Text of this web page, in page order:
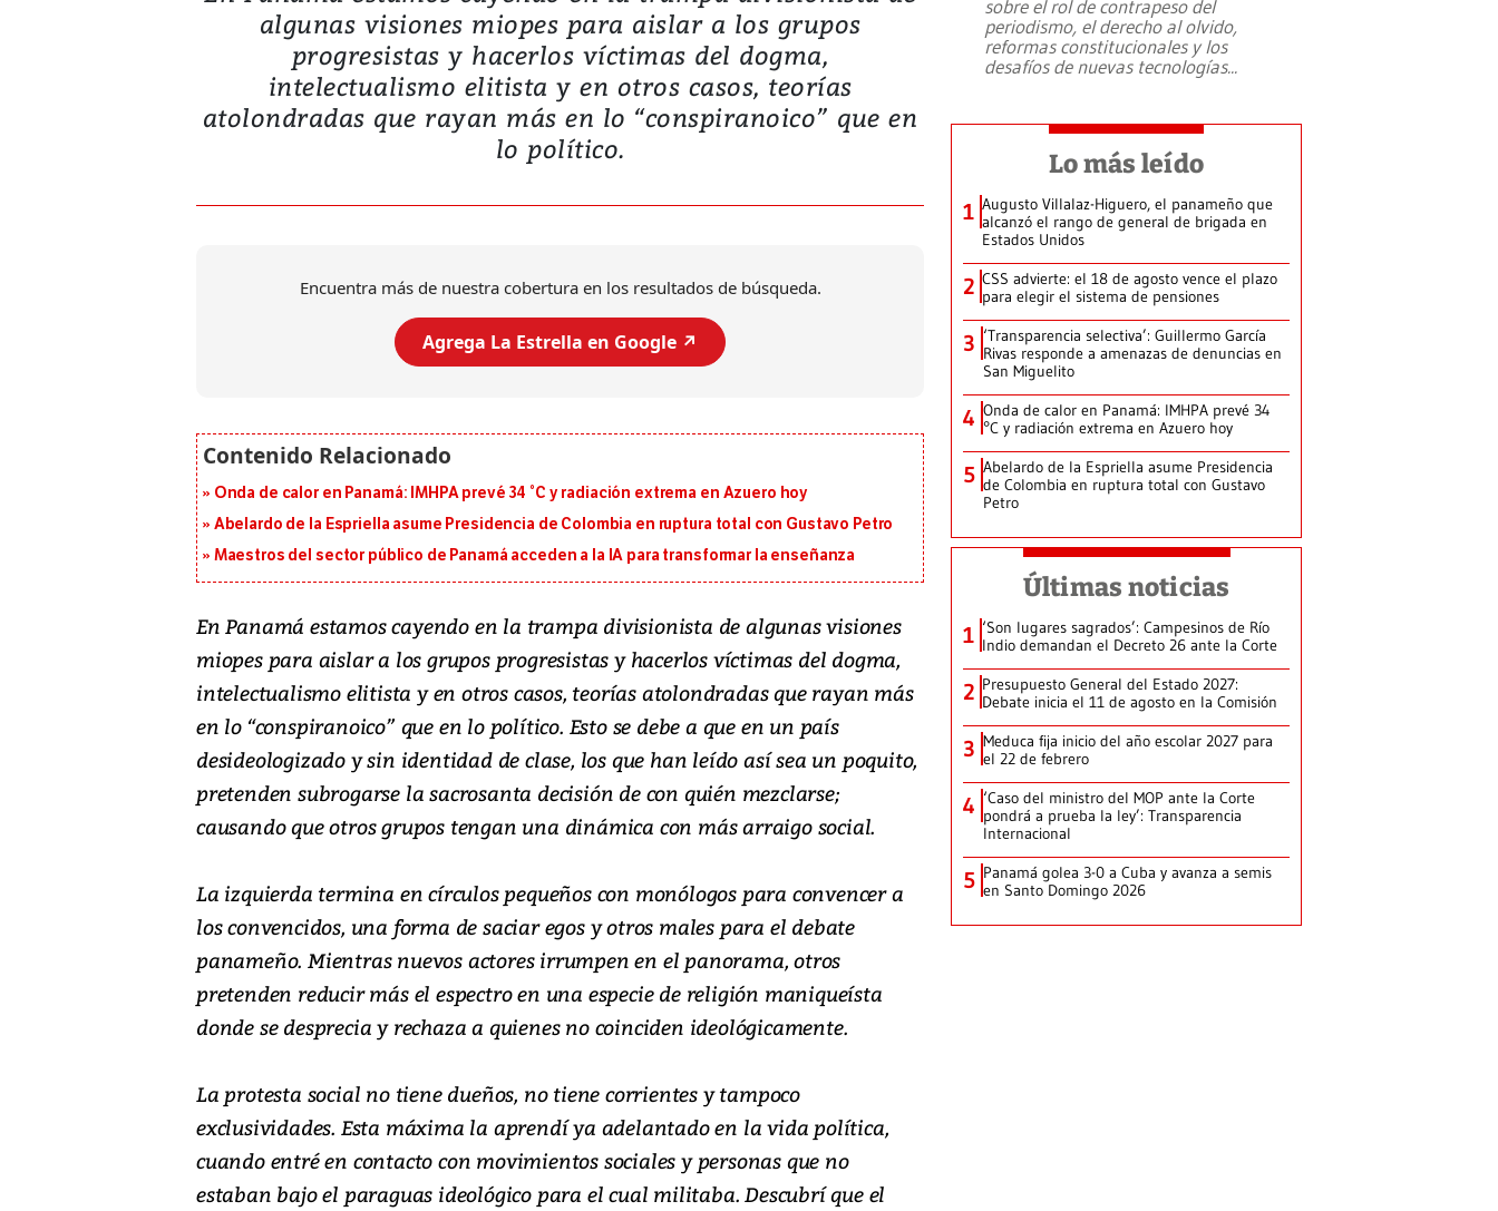
algunas visiones miopes para aislar a los grupos
progresistas y hacerlos víctimas del dogma,
intelectualismo elitista y en otros casos, teorías
atolondradas que rayan más en lo “conspiranoico” que en
lo político.
Encuentra más de nuestra cobertura en los resultados de búsqueda.
Agrega La Estrella en Google ↗️
Onda de calor en Panamá: IMHPA prevé 34 °C y radiación extrema en Azuero hoy
Abelardo de la Espriella asume Presidencia de Colombia en ruptura total con Gustavo Petro
Maestros del sector público de Panamá acceden a la IA para transformar la enseñanza
En Panamá estamos cayendo en la trampa divisionista de algunas visiones
miopes para aislar a los grupos progresistas y hacerlos víctimas del dogma,
intelectualismo elitista y en otros casos, teorías atolondradas que rayan más
en lo “conspiranoico” que en lo político. Esto se debe a que en un país
desideologizado y sin identidad de clase, los que han leído así sea un poquito,
pretenden subrogarse la sacrosanta decisión de con quién mezclarse;
causando que otros grupos tengan una dinámica con más arraigo social.
La izquierda termina en círculos pequeños con monólogos para convencer a
los convencidos, una forma de saciar egos y otros males para el debate
panameño. Mientras nuevos actores irrumpen en el panorama, otros
pretenden reducir más el espectro en una especie de religión maniqueísta
donde se desprecia y rechaza a quienes no coinciden ideológicamente.
La protesta social no tiene dueños, no tiene corrientes y tampoco
exclusividades. Esta máxima la aprendí ya adelantado en la vida política,
cuando entré en contacto con movimientos sociales y personas que no
estaban bajo el paraguas ideológico para el cual militaba. Descubrí que el
sobre el rol de contrapeso del
periodismo, el derecho al olvido,
reformas constitucionales y los
desafíos de nuevas tecnologías...
Lo más leído
1 Augusto Villalaz-Higuero, el panameño que
alcanzó el rango de general de brigada en
Estados Unidos
2 CSS advierte: el 18 de agosto vence el plazo
para elegir el sistema de pensiones
3 ‘Transparencia selectiva’: Guillermo García
Rivas responde a amenazas de denuncias en
San Miguelito
4 Onda de calor en Panamá: IMHPA prevé 34
°C y radiación extrema en Azuero hoy
5 Abelardo de la Espriella asume Presidencia
de Colombia en ruptura total con Gustavo
Petro
Últimas noticias
1 ‘Son lugares sagrados’: Campesinos de Río
Indio demandan el Decreto 26 ante la Corte
2 Presupuesto General del Estado 2027:
Debate inicia el 11 de agosto en la Comisión
3 Meduca fija inicio del año escolar 2027 para
el 22 de febrero
4 ‘Caso del ministro del MOP ante la Corte
pondrá a prueba la ley’: Transparencia
Internacional
5 Panamá golea 3-0 a Cuba y avanza a semis
en Santo Domingo 2026